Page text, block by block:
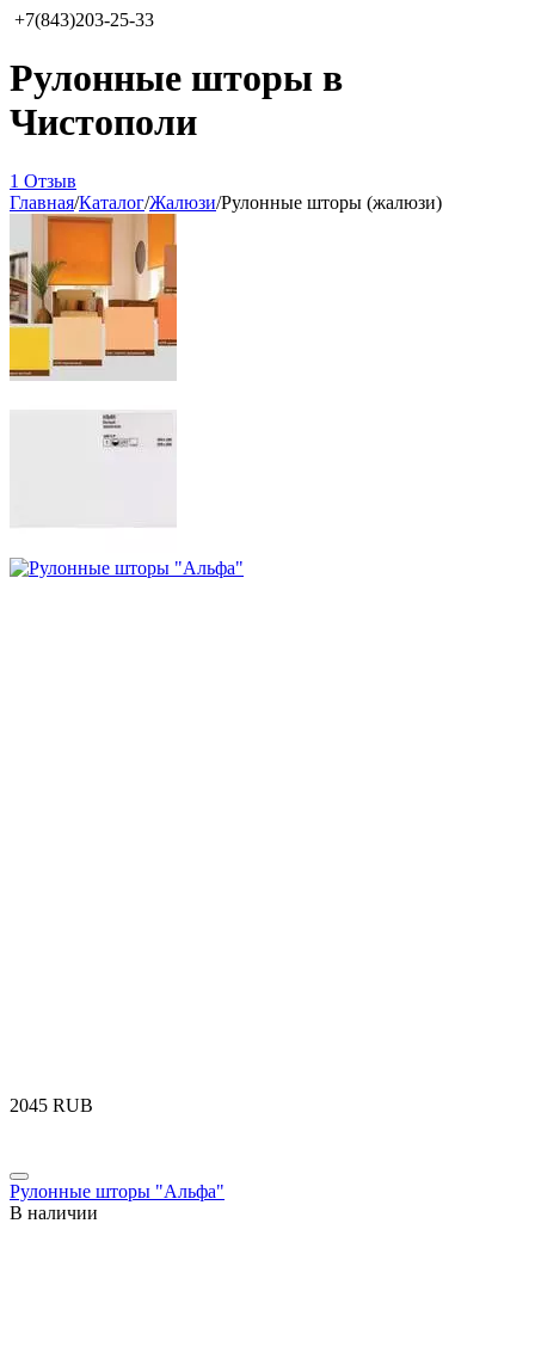
+7(843)203-25-33
Рулонные шторы в
Чистополи
1 Отзыв
Главная/Каталог/Жалюзи/Рулонные шторы (жалюзи)
‍2045‍ RUB
Рулонные шторы "Альфа"
В наличии